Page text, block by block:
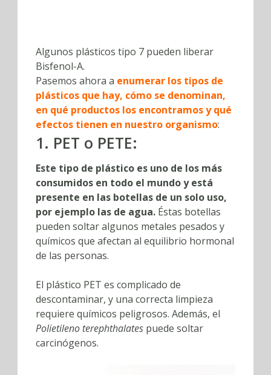
Algunos plásticos tipo 7 pueden liberar
Bisfenol-A.
Pasemos ahora a enumerar los tipos de
plásticos que hay, cómo se denominan,
en qué productos los encontramos y qué
efectos tienen en nuestro organismo:
1. PET o PETE:
Este tipo de plástico es uno de los más
consumidos en todo el mundo y está
presente en las botellas de un solo uso,
por ejemplo las de agua. Éstas botellas
pueden soltar algunos metales pesados y
químicos que afectan al equilibrio hormonal
de las personas.
El plástico PET es complicado de
descontaminar, y una correcta limpieza
requiere químicos peligrosos. Además, el
Polietileno terephthalates puede soltar
carcinógenos.